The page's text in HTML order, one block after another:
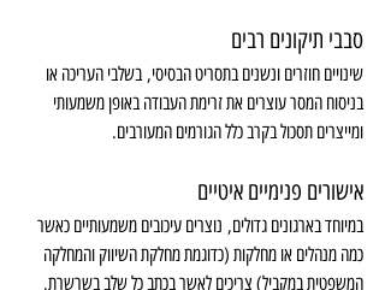
סבבי תיקונים רבים
שינויים חוזרים ונשנים בתסריט הבסיסי, בשלבי העריכה או
בניסוח המסר עוצרים את זרימת העבודה באופן משמעותי
ומייצרים תסכול בקרב כלל הגורמים המעורבים.
אישורים פנימיים איטיים
במיוחד בארגונים גדולים, נוצרים עיכובים משמעותיים כאשר
כמה מנהלים או מחלקות (כדוגמת מחלקת השיווק והמחלקה
המשפטית במקביל) צריכים לאשר בכתב כל שלב בשרשרת.